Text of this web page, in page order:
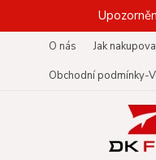
O nás Jak
Obchodní podmínky-